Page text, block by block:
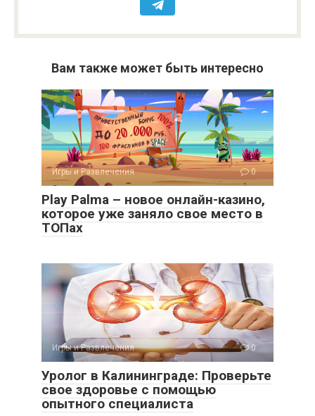
Вам также может быть интересно
Игры и Развлечения 0
Play Palma – новое онлайн-казино,
которое уже заняло свое место в
ТОПах
Игры и Развлечения 0
Уролог в Калининграде: Проверьте
свое здоровье с помощью
опытного специалиста